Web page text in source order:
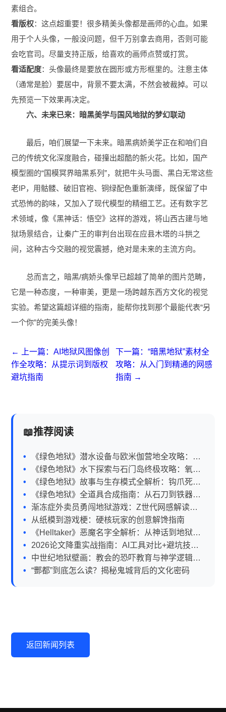
素组合。
看版权：这点超重要！很多精美头像都是画师的心血。如果
用于个人头像，一般没问题，但千万别拿去商用，否则可能
会吃官司。尽量支持正版，给喜欢的画师点赞或打赏。
看适配度：头像最终是要放在圆形或方形框里的。注意主体
（通常是脸）要居中，背景不要太满，不然会被裁掉。可以
先预览一下效果再决定。
六、未来已来：暗黑美学与国风地狱的梦幻联动
最后，咱们展望一下未来。暗黑病娇美学正在和咱们自
己的传统文化深度融合，碰撞出超酷的新火花。比如，国产
模型圈的“国模冥界暗黑系列”，就把牛头马面、黑白无常这些
老IP，用骷髅、破旧官袍、铜绿配色重新演绎，既保留了中
式恐怖的韵味，又加入了现代模型的精细工艺。还有数字艺
术领域，像《黑神话：悟空》这样的游戏，将山西古建与地
狱场景结合，让秦广王的审判台出现在应县木塔的斗拱之
间，这种古今交融的视觉震撼，绝对是未来的主流方向。
总而言之，暗黑/病娇头像早已超越了简单的图片范畴，
它是一种态度，一种审美，更是一场跨越东西方文化的视觉
实验。希望这篇超详细的指南，能帮你找到那个最能代表“另
一个你”的完美头像！
← 上一篇：AI地狱风图像创
作全攻略：从提示词到版权
避坑指南
下一篇：“暗黑地狱”素材全
攻略：从入门到精通的网感
指南 →
推荐阅读
《绿色地狱》潜水设备与欧米伽营地全攻略：坐
标、技巧与避坑指南
《绿色地狱》水下探索与石门岛终极攻略：氧气
管理、装备获取全解析
《绿色地狱》故事与生存模式全解析：钩爪死藤
水地图机制大不同
《绿色地狱》全道具合成指南：从石刀到铁器的
硬核生存攻略
渐冻症外卖员勇闯地狱游戏：Z世代网感解读与
生存指南
从纸模到游戏梗：硬核玩家的创意解馋指南
《Helltaker》恶魔名字全解析：从神话到地狱后
宫的网感指南
2026论文降重实战指南：AI工具对比+避坑技巧
全解析
中世纪地狱壁画：教会的恐吓教育与神学逻辑全
解析“酆都”到底怎么读？揭秘鬼城背后的文化密码
返回新闻列表